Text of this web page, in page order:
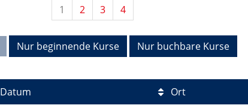
1 2 3 4
Nur beginnende Kurse Nur buchbare Kurse
Datum Ort